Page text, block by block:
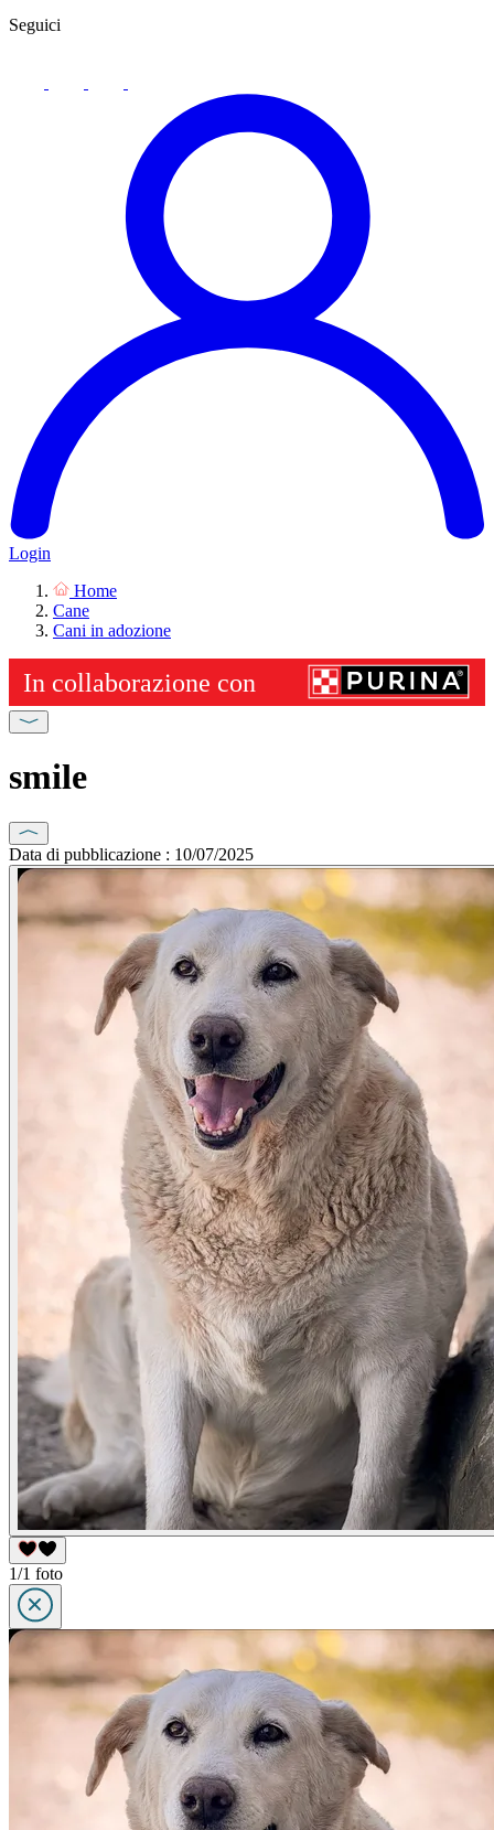
Seguici
Login
Home
Cane
Cani in adozione
smile
Data di pubblicazione : 10/07/2025
1/1 foto